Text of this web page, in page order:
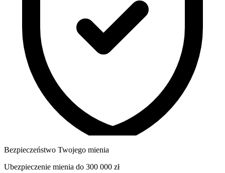
Bezpieczeństwo Twojego mienia
Ubezpieczenie mienia do 300 000 zł